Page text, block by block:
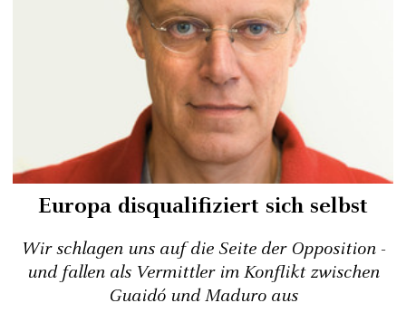
Europa disqualifiziert sich selbst
Wir schlagen uns auf die Seite der Opposition -
und fallen als Vermittler im Konflikt zwischen
Guaidó und Maduro aus